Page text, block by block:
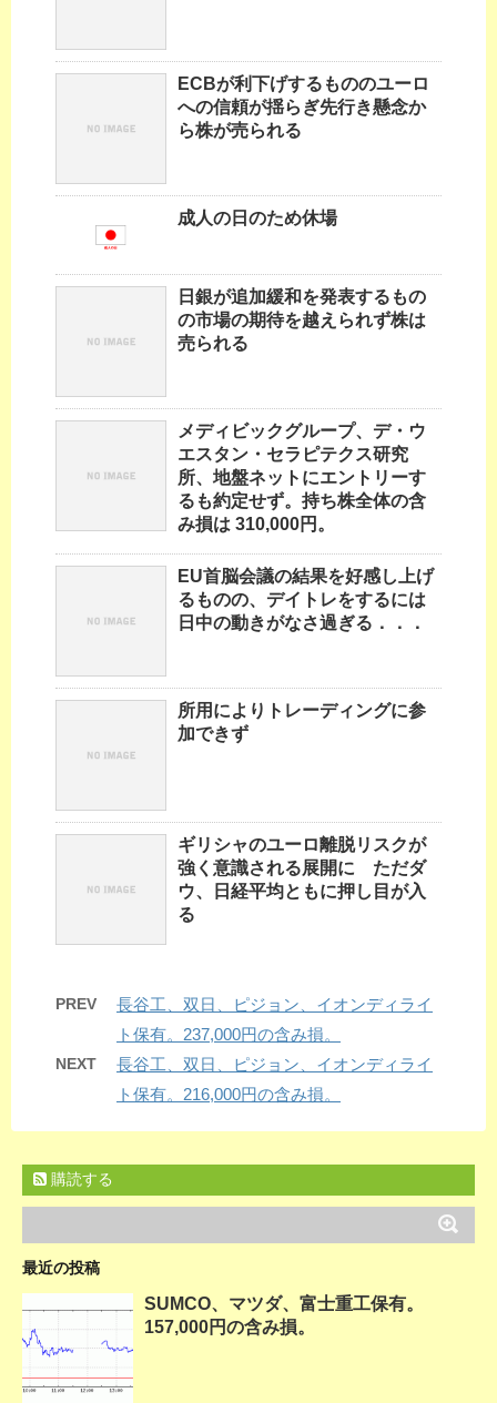
ECBが利下げするもののユーロ
への信頼が揺らぎ先行き懸念か
ら株が売られる
成人の日のため休場
日銀が追加緩和を発表するもの
の市場の期待を越えられず株は
売られる
メディビックグループ、デ・ウ
エスタン・セラピテクス研究
所、地盤ネットにエントリーす
るも約定せず。持ち株全体の含
み損は 310,000円。
EU首脳会議の結果を好感し上げ
るものの、デイトレをするには
日中の動きがなさ過ぎる．．．
所用によりトレーディングに参
加できず
ギリシャのユーロ離脱リスクが
強く意識される展開に ただダ
ウ、日経平均ともに押し目が入
る
PREV
長谷工、双日、ピジョン、イオンディライ
ト保有。237,000円の含み損。
NEXT
長谷工、双日、ピジョン、イオンディライ
ト保有。216,000円の含み損。
購読する
最近の投稿
SUMCO、マツダ、富士重工保有。
157,000円の含み損。